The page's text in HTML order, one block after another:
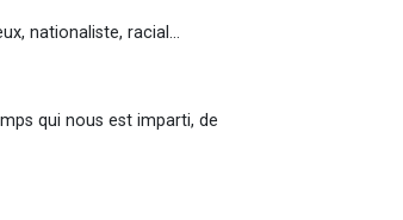
nationaliste, racial...
qui nous est imparti, de